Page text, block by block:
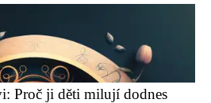
Proč ji děti milují dodnes